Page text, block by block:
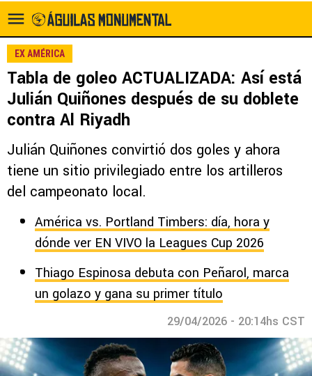
EX AMÉRICA
Tabla de goleo ACTUALIZADA: Así está
Julián Quiñones después de su doblete
contra Al Riyadh
Julián Quiñones convirtió dos goles y ahora
tiene un sitio privilegiado entre los artilleros
del campeonato local.
América vs. Portland Timbers: día, hora y
dónde ver EN VIVO la Leagues Cup 2026
Thiago Espinosa debuta con Peñarol, marca
un golazo y gana su primer título
29/04/2026 - 20:14hs CST